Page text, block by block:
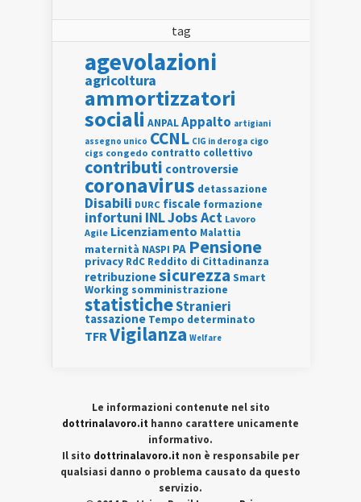
tag
agevolazioni
agricoltura
ammortizzatori
sociali ANPALAppalto artigiani
assegno unico CCNL CIG in deroga cigo
cigs congedo contratto collettivo
contributi controversie
coronavirus detassazione
Disabili DURC fiscale formazione
infortuni INLJobs Act Lavoro
Agile Licenziamento Malattia
maternità NASPI PA Pensione
privacy RdC Reddito di Cittadinanza
retribuzionesicurezza Smart
Working somministrazione
statisticheStranieri
tassazione Tempo determinato
TFRVigilanza Welfare
Le informazioni contenute nel sito
dottrinalavoro.it hanno carattere unicamente
informativo.
Il sito dottrinalavoro.it non è responsabile per
qualsiasi danno o problema causato da questo
servizio.